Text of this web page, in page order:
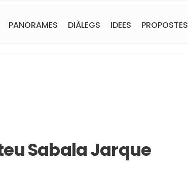
PANORAMES DIÀLEGS IDEES PROPOSTES
Sabala Jarque